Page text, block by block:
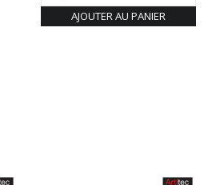
AJOUTER AU PANIER